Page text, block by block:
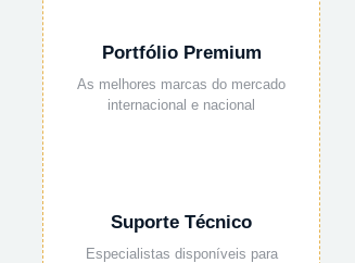
Portfólio Premium
As melhores marcas do mercado
internacional e nacional
Suporte Técnico
Especialistas disponíveis para